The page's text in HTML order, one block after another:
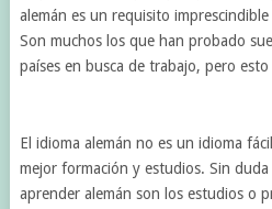
alemán es un requisito
Son muchos los que han probado
países en busca de trabajo, pero
El idioma alemán no es un idioma
mejor formación y estudios. Sin
aprender alemán son los estudios o